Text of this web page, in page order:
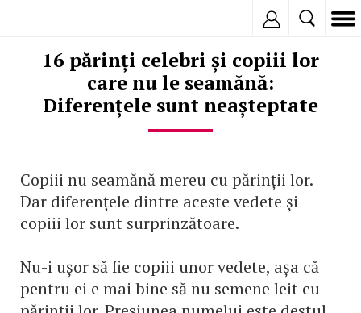
16 părinți celebri și copiii lor
care nu le seamănă:
Diferențele sunt neașteptate
Copiii nu seamănă mereu cu părinții lor.
Dar diferențele dintre aceste vedete și
copiii lor sunt surprinzătoare.
Nu-i ușor să fie copiii unor vedete, așa că
pentru ei e mai bine să nu semene leit cu